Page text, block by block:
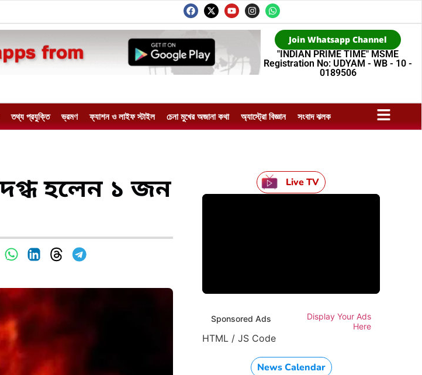
Join Whatsapp Channel
"INDIAN PRIME TIME" MSME
Registration No: UDYAM - WB - 10 -
0189506
তথ্য প্রযুক্তি ভ্রমণ ফ্যাশন ও লাইফ স্টাইল চেনা মুখের অজানা কথা অ্যাস্ট্রো বিজ্ঞান সংবাদ ঝলক
হলেন ১ জন
Live TV
Sponsored Ads
Display Your Ads
Here
HTML / JS Code
News Calendar